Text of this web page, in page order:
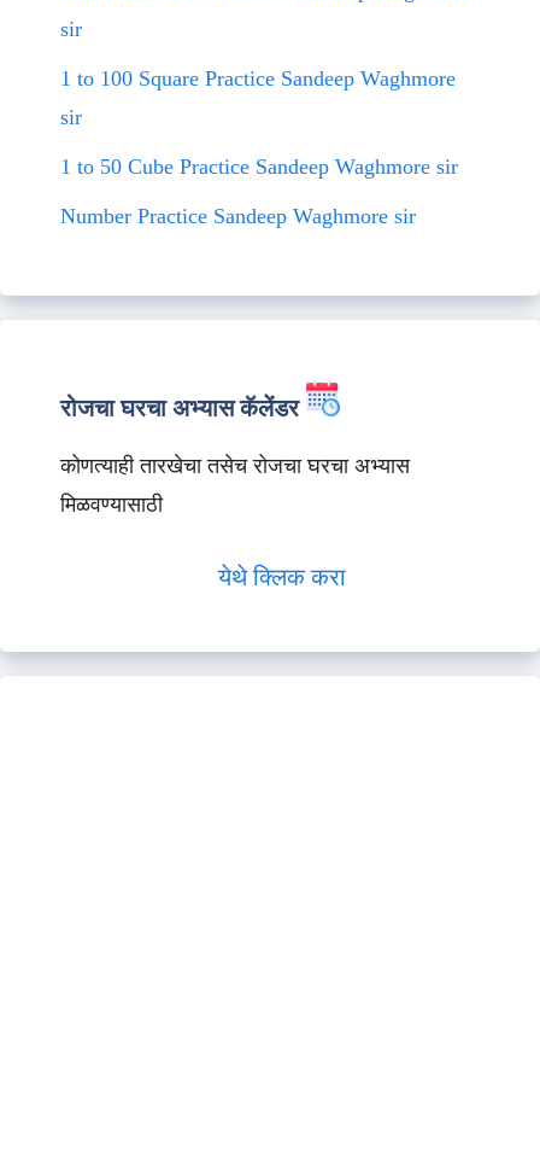
sir
1 to 100 Square Practice Sandeep Waghmore
sir
1 to 50 Cube Practice Sandeep Waghmore sir
Number Practice Sandeep Waghmore sir
रोजचा घरचा अभ्यास कॅलेंडर
कोणत्याही तारखेचा तसेच रोजचा घरचा अभ्यास
मिळवण्यासाठी
येथे क्लिक करा